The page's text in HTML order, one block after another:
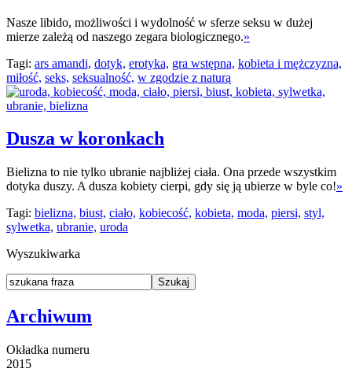
Nasze libido, możliwości i wydolność w sferze seksu w dużej
mierze zależą od naszego zegara biologicznego.»
Tagi: ars amandi, dotyk, erotyka, gra wstępna, kobieta i mężczyzna,
miłość, seks, seksualność, w zgodzie z naturą
Dusza w koronkach
Bielizna to nie tylko ubranie najbliżej ciała. Ona przede wszystkim
dotyka duszy. A dusza kobiety cierpi, gdy się ją ubierze w byle co!»
Tagi: bielizna, biust, ciało, kobiecość, kobieta, moda, piersi, styl,
sylwetka, ubranie, uroda
Wyszukiwarka
Archiwum
Okładka numeru
2015